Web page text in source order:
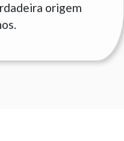
origem